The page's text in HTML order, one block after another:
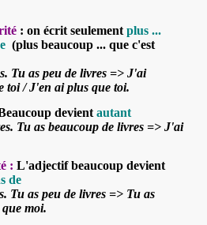
: on écrit seulementplus ...
(plus beaucoup ... que c'est
Tu as peu de livres => J'ai
toi / J'en aiplus que toi.
devient autant
Tu as beaucoup de livres => J'ai
: L'adjectif beaucoup devient
de
Tu as peu de livres => Tu as
que moi.